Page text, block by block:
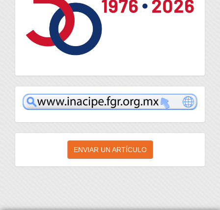
inacipe
Enviar
artículo
ENVIAR UN ARTÍCULO